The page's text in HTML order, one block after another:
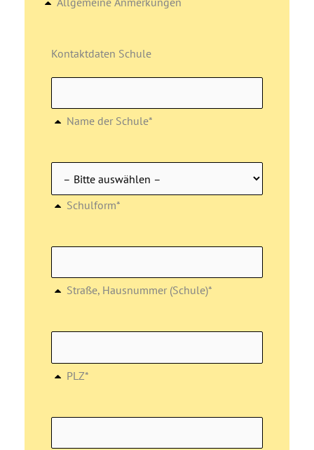
Kontaktdaten Schule
Name der Schule*
Schulform*
Straße, Hausnummer (Schule)*
PLZ*